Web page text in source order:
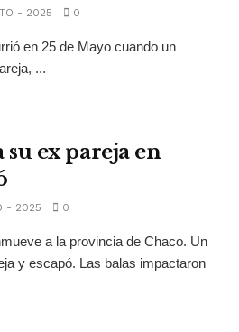
- 2025 0
en 25 de Mayo cuando un
...
ex pareja en
- 2025 0
a la provincia de Chaco. Un
y escapó. Las balas impactaron